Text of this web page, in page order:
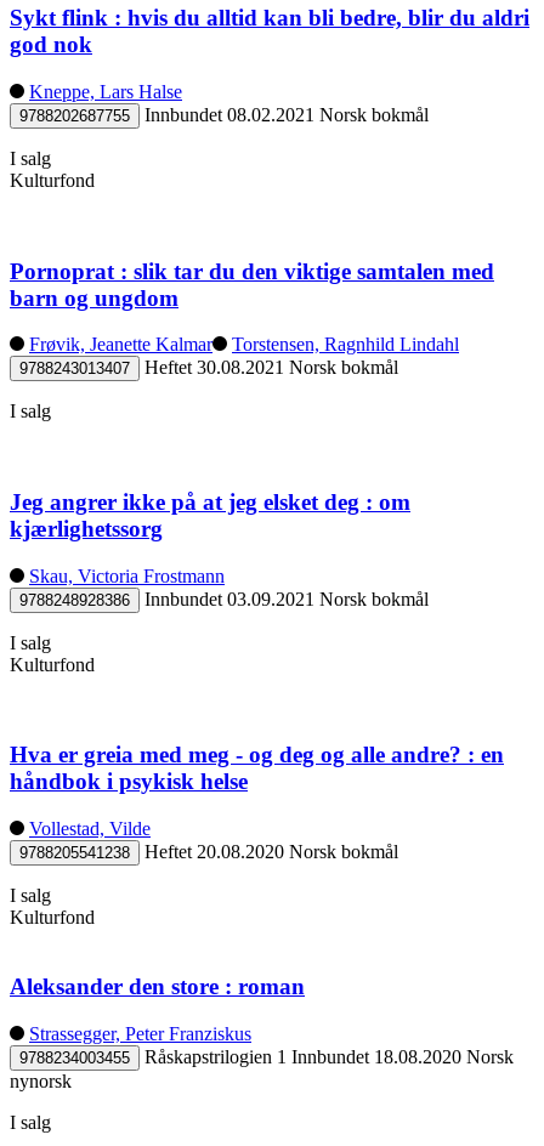
Sykt flink : hvis du alltid kan bli bedre, blir du aldri
god nok
Kneppe, Lars Halse
9788202687755 Innbundet 08.02.2021 Norsk bokmål
I salg
Kulturfond
Pornoprat : slik tar du den viktige samtalen med
barn og ungdom
Frøvik, Jeanette Kalmar Torstensen, Ragnhild Lindahl
9788243013407 Heftet 30.08.2021 Norsk bokmål
I salg
Jeg angrer ikke på at jeg elsket deg : om
kjærlighetssorg
Skau, Victoria Frostmann
9788248928386 Innbundet 03.09.2021 Norsk bokmål
I salg
Kulturfond
Hva er greia med meg - og deg og alle andre? : en
håndbok i psykisk helse
Vollestad, Vilde
9788205541238 Heftet 20.08.2020 Norsk bokmål
I salg
Kulturfond
Aleksander den store : roman
Strassegger, Peter Franziskus
9788234003455 Råskapstrilogien 1 Innbundet 18.08.2020 Norsk
nynorsk
I salg